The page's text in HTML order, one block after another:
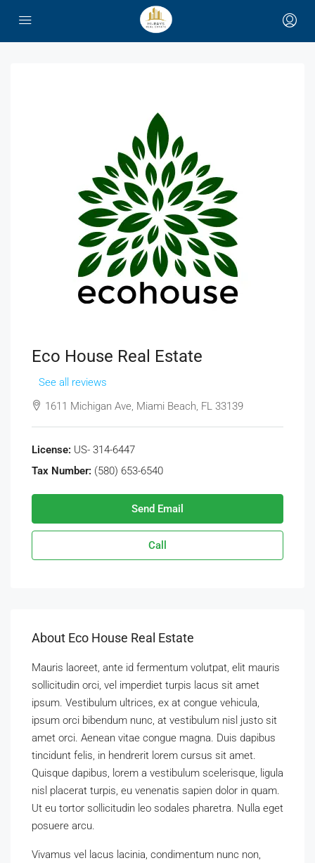
Eco House Real Estate
See all reviews
1611 Michigan Ave, Miami Beach, FL 33139
License: US- 314-6447
Tax Number: (580) 653-6540
Send Email
Call
About Eco House Real Estate
Mauris laoreet, ante id fermentum volutpat, elit mauris
sollicitudin orci, vel imperdiet turpis lacus sit amet
ipsum. Vestibulum ultrices, ex at congue vehicula,
ipsum orci bibendum nunc, at vestibulum nisl justo sit
amet orci. Aenean vitae congue magna. Duis dapibus
tincidunt felis, in hendrerit lorem cursus sit amet.
Quisque dapibus, lorem a vestibulum scelerisque, ligula
nisl placerat turpis, eu venenatis sapien dolor in quam.
Ut eu tortor sollicitudin leo sodales pharetra. Nulla eget
posuere arcu.
Vivamus vel lacus lacinia, condimentum nunc non,